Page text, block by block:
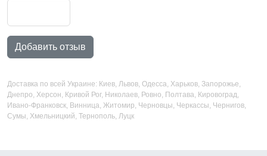
Добавить отзыв
Доставка по всей Украине: Киев, Львов, Одесса, Харьков, Запорожье,
Днепро, Херсон, Кривой Рог, Николаев, Ровно, Полтава, Кировоград,
Ивано-Франковск, Винница, Житомир, Черновцы, Черкассы, Чернигов,
Сумы, Хмельницкий, Тернополь, Луцк